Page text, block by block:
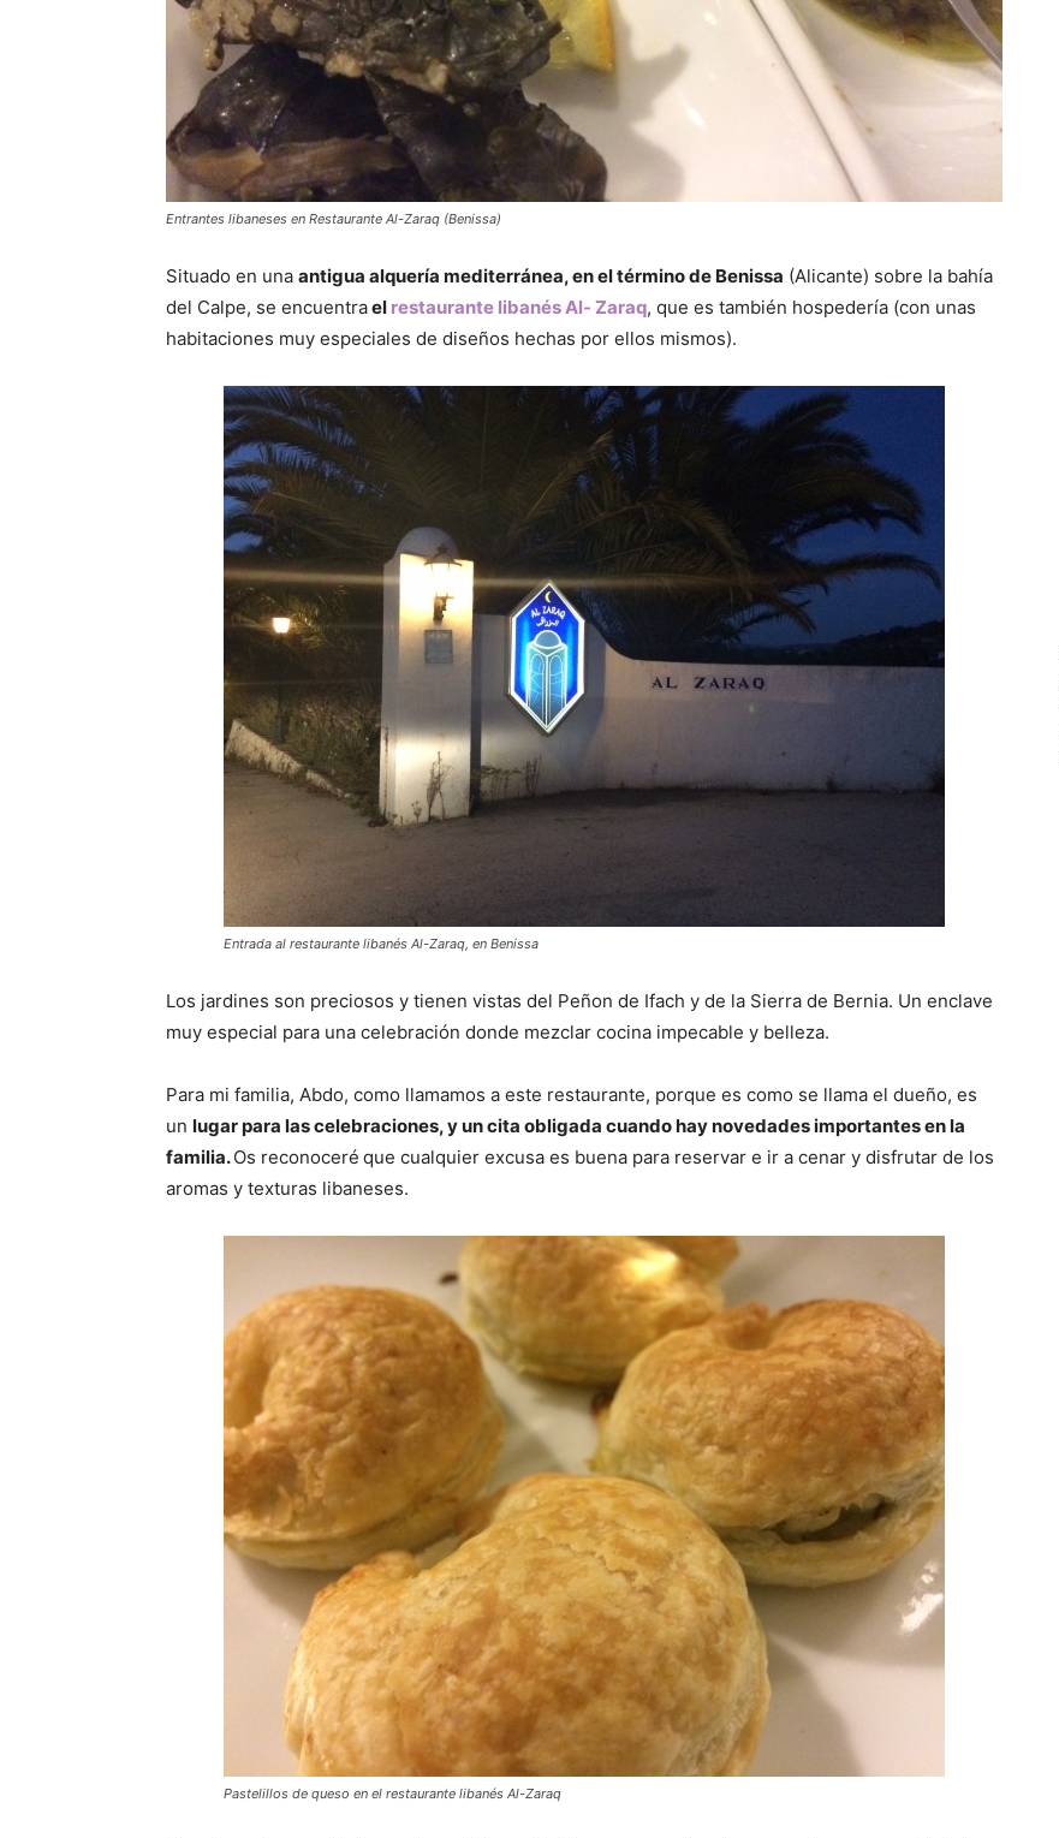
Entrantes libaneses en Restaurante Al-Zaraq (Benissa)
Situado en una antigua alquería mediterránea, en el término de Benissa (Alicante) sobre la bahía
del Calpe, se encuentrael restaurante libanés Al- Zaraq, que es también hospedería (con unas
habitaciones muy especiales de diseños hechas por ellos mismos).
Entrada al restaurante libanés Al-Zaraq, en Benissa
Los jardines son preciosos y tienen vistas del Peñon de Ifach y de la Sierra de Bernia. Un enclave
muy especial para una celebración donde mezclar cocina impecable y belleza.
Para mi familia, Abdo, como llamamos a este restaurante, porque es como se llama el dueño, es
un lugar para las celebraciones, y un cita obligada cuando hay novedades importantes en la
familia.Os reconoceré que cualquier excusa es buena para reservar e ir a cenar y disfrutar de los
aromas y texturas libaneses.
Pastelillos de queso en el restaurante libanés Al-Zaraq